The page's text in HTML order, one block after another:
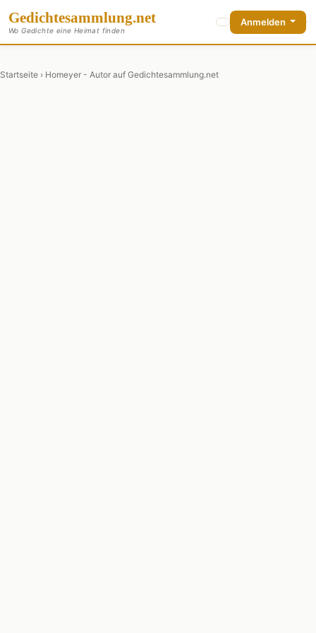
Gedichtesammlung.net
Wo Gedichte eine Heimat finden
Anmelden
Startseite › Homeyer - Autor auf Gedichtesammlung.net